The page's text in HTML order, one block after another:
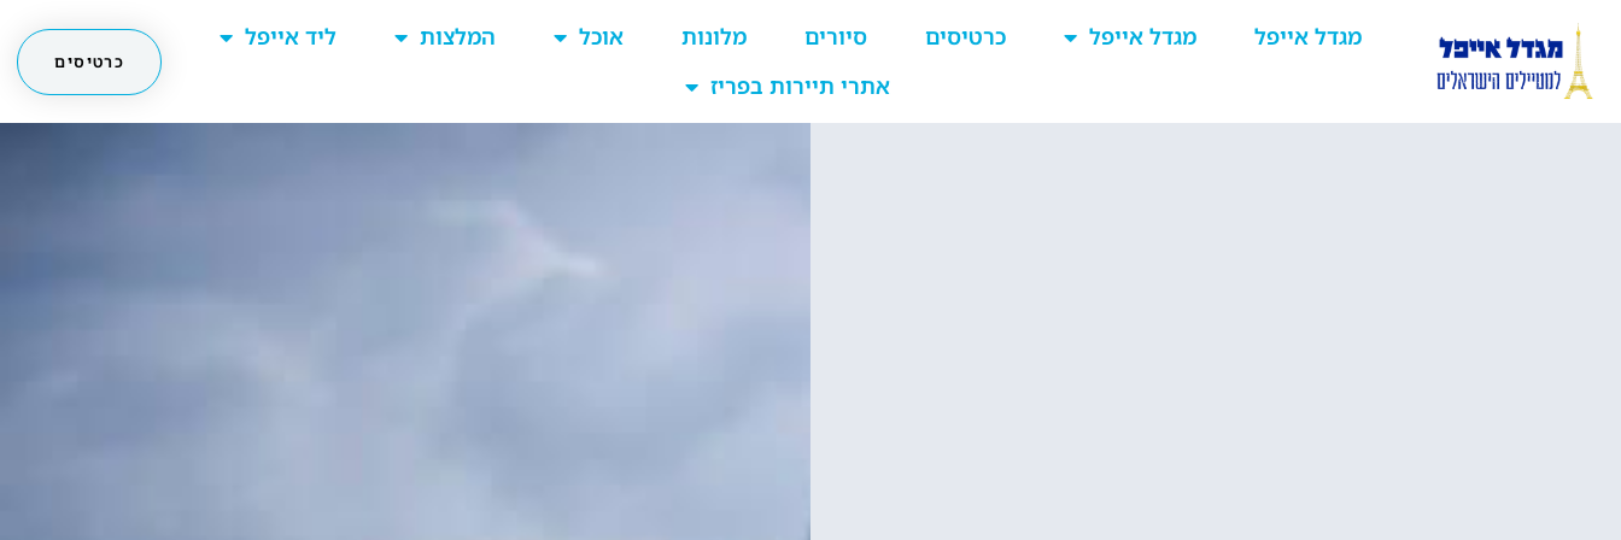
מגדל אייפל מגדל אייפל כרטיסים סיורים מלונות אוכל המלצות
ליד אייפל
אתרי תיירות בפריז
כרטיסים